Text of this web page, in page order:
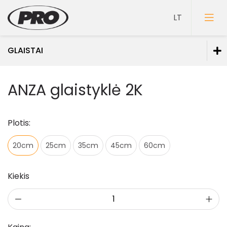
GLAISTAI
Gruntai
Glaistai
Glaistai vidaus darbams
Glaistai lauko darbams
Glaistai medienai
Spec. paskirties glaistai
ANZA glaistyklė 2K
Plotis:
20cm 25cm 35cm 45cm 60cm
Kiekis